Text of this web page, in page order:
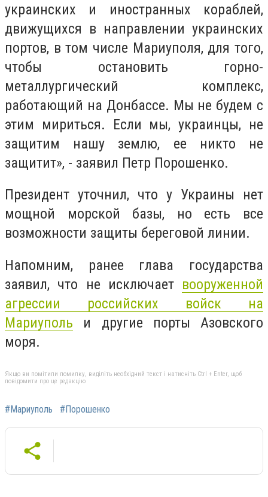
украинских и иностранных кораблей,
движущихся в направлении украинских
портов, в том числе Мариуполя, для того,
чтобы остановить горно-
металлургический комплекс,
работающий на Донбассе. Мы не будем с
этим мириться. Если мы, украинцы, не
защитим нашу землю, ее никто не
защитит», - заявил Петр Порошенко.
Президент уточнил, что у Украины нет
мощной морской базы, но есть все
возможности защиты береговой линии.
Напомним, ранее глава государства
заявил, что не исключает вооруженной
агрессии российских войск на
Мариуполь и другие порты Азовского
моря.
Якщо ви помітили помилку, виділіть необхідний текст і натисніть Ctrl + Enter, щоб
повідомити про це редакцію
#Мариуполь #Порошенко